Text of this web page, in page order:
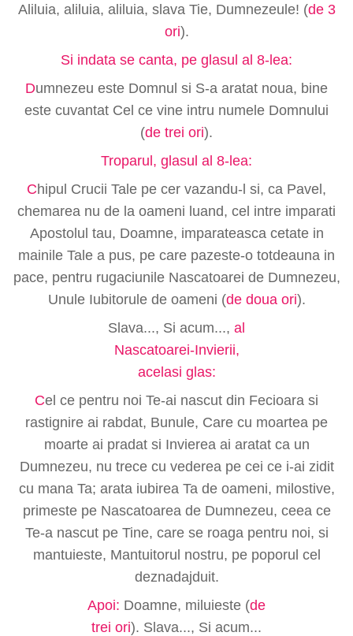
Aliluia, aliluia, aliluia, slava Tie, Dumnezeule! (de 3
ori).
Si indata se canta, pe glasul al 8-lea:
Dumnezeu este Domnul si S-a aratat noua, bine
este cuvantat Cel ce vine intru numele Domnului
(de trei ori).
Troparul, glasul al 8-lea:
Chipul Crucii Tale pe cer vazandu-l si, ca Pavel,
chemarea nu de la oameni luand, cel intre imparati
Apostolul tau, Doamne, imparateasca cetate in
mainile Tale a pus, pe care pazeste-o totdeauna in
pace, pentru rugaciunile Nascatoarei de Dumnezeu,
Unule Iubitorule de oameni (de doua ori).
Slava..., Si acum..., al
Nascatoarei-Invierii,
acelasi glas:
Cel ce pentru noi Te-ai nascut din Fecioara si
rastignire ai rabdat, Bunule, Care cu moartea pe
moarte ai pradat si Invierea ai aratat ca un
Dumnezeu, nu trece cu vederea pe cei ce i-ai zidit
cu mana Ta; arata iubirea Ta de oameni, milostive,
primeste pe Nascatoarea de Dumnezeu, ceea ce
Te-a nascut pe Tine, care se roaga pentru noi, si
mantuieste, Mantuitorul nostru, pe poporul cel
deznadajduit.
Apoi: Doamne, miluieste (de
trei ori). Slava..., Si acum...